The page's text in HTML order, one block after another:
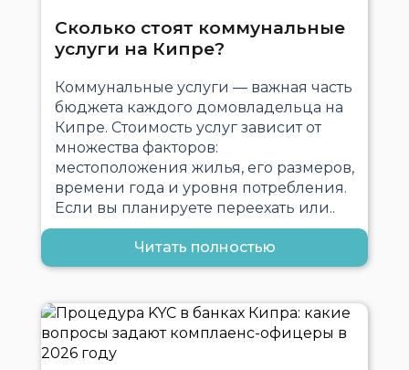
Сколько стоят коммунальные
услуги на Кипре?
Коммунальные услуги — важная часть
бюджета каждого домовладельца на
Кипре. Стоимость услуг зависит от
множества факторов:
местоположения жилья, его размеров,
времени года и уровня потребления.
Если вы планируете переехать или..
Читать полностью